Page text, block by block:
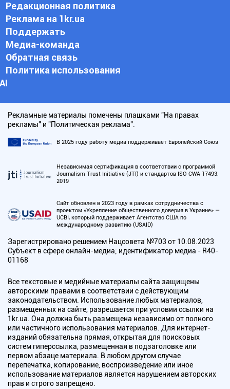
Редакционная политика
Реклама на 1kr.ua
Поддержать
Медиа-команда
Обратная связь
Политика использования
АI
Рекламные материалы помечены плашками "На правах
рекламы" и "Политическая реклама".
В 2025 году работу медиа поддерживает Европейский Союз
Независимая сертификация в соответствии с программой
Journalism Trust Initiative (JTI) и стандартов ISO CWA 17493:
2019
Сайт обновлен в 2023 году в рамках сотрудничества с
проектом «Укрепление общественного доверия в Украине» —
UCBI, который поддерживает Агентство США по
международному развитию (USAID)
Зарегистрировано решением Нацсовета №703 от 10.08.2023
Субъект в сфере онлайн-медиа; идентификатор медиа - R40-
01168
Все текстовые и медийные материалы сайта защищены
авторскими правами в соответствии с действующим
законодательством. Использование любых материалов,
размещенных на сайте, разрешается при условии ссылки на
1kr.ua. Она должна быть размещена независимо от полного
или частичного использования материалов. Для интернет-
изданий обязательна прямая, открытая для поисковых
систем гиперссылка, размещенная в подзаголовке или
первом абзаце материала. В любом другом случае
перепечатка, копирование, воспроизведение или иное
использование материалов является нарушением авторских
прав и строго запрещено.